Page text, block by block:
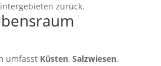
zurück.
umfasst Küsten, Salzwiesen,